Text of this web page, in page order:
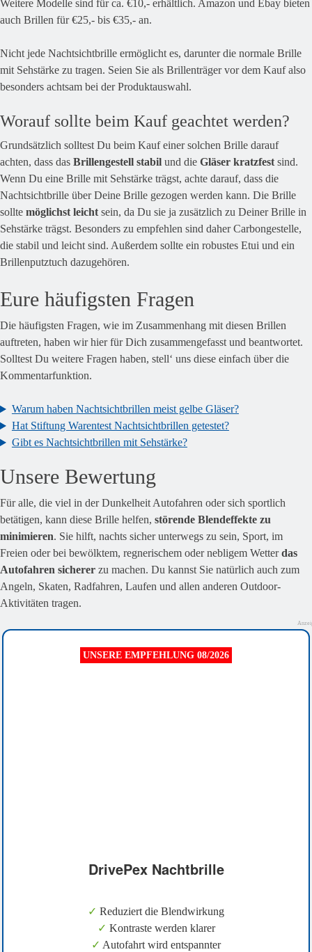
Weitere Modelle sind für ca. €10,- erhältlich. Amazon und Ebay bieten
auch Brillen für €25,- bis €35,- an.
Nicht jede Nachtsichtbrille ermöglicht es, darunter die normale Brille
mit Sehstärke zu tragen. Seien Sie als Brillenträger vor dem Kauf also
besonders achtsam bei der Produktauswahl.
Worauf sollte beim Kauf geachtet werden?
Grundsätzlich solltest Du beim Kauf einer solchen Brille darauf
achten, dass das Brillengestell stabil und die Gläser kratzfest sind.
Wenn Du eine Brille mit Sehstärke trägst, achte darauf, dass die
Nachtsichtbrille über Deine Brille gezogen werden kann. Die Brille
sollte möglichst leicht sein, da Du sie ja zusätzlich zu Deiner Brille in
Sehstärke trägst. Besonders zu empfehlen sind daher Carbongestelle,
die stabil und leicht sind. Außerdem sollte ein robustes Etui und ein
Brillenputztuch dazugehören.
Eure häufigsten Fragen
Die häufigsten Fragen, wie im Zusammenhang mit diesen Brillen
auftreten, haben wir hier für Dich zusammengefasst und beantwortet.
Solltest Du weitere Fragen haben, stell‘ uns diese einfach über die
Kommentarfunktion.
Warum haben Nachtsichtbrillen meist gelbe Gläser?
Hat Stiftung Warentest Nachtsichtbrillen getestet?
Gibt es Nachtsichtbrillen mit Sehstärke?
Unsere Bewertung
Für alle, die viel in der Dunkelheit Autofahren oder sich sportlich
betätigen, kann diese Brille helfen, störende Blendeffekte zu
minimieren. Sie hilft, nachts sicher unterwegs zu sein, Sport, im
Freien oder bei bewölktem, regnerischem oder nebligem Wetterdas
Autofahren sicherer zu machen. Du kannst Sie natürlich auch zum
Angeln, Skaten, Radfahren, Laufen und allen anderen Outdoor-
Aktivitäten tragen.
UNSERE EMPFEHLUNG 08/2026
DrivePex Nachtbrille
✓ Reduziert die Blendwirkung
✓ Kontraste werden klarer
✓ Autofahrt wird entspannter